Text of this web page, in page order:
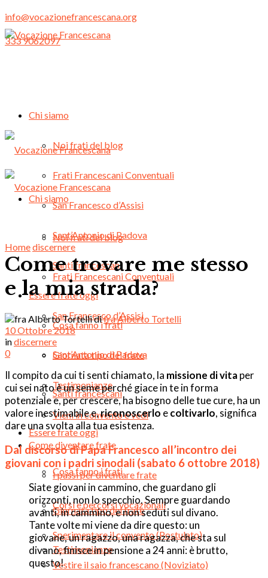
info@vocazionefrancescana.org
333 9062097
Chi siamo
Noi frati del blog
Frati Francescani Conventuali
San Francesco d’Assisi
Sant’Antonio di Padova
Santi francescani
Essere frate oggi
Cosa fanno i frati
Giornata tipo del frate
Testimonianze
Vieni in convento e vedi
Come diventare frate
I passi per diventare frate
Corsi e percorsi vocazionali
Sperimentare il convento (Postulato)
Vestire il saio francescano (Noviziato)
Chi siamo
Noi frati del blog
Frati Francescani Conventuali
San Francesco d’Assisi
Sant’Antonio di Padova
Santi francescani
Essere frate oggi
Cosa fanno i frati
Giornata tipo del frate
Testimonianze
Homediscernere
Come trovare me stesso
e la mia strada?
difra Alberto Tortelli
10 Ottobre 2018
indiscernere
0
Il compito da cui ti senti chiamato, la missione di vitaper
cui sei nato è un seme perché giace in te in forma
potenziale e, per crescere, ha bisogno delle tue cure, ha un
valore inestimabile e,riconoscerlo ecoltivarlo, significa
dare una svolta alla tua esistenza.
Dal discorso di Papa Francesco all’incontro dei
giovani con i padri sinodali (sabato 6 ottobre 2018)
Siate giovani in cammino, che guardano gli
orizzonti, non lo specchio. Sempre guardando
avanti, in cammino, e non seduti sul divano.
Tante volte mi viene da dire questo: un
giovane, un ragazzo, una ragazza, che sta sul
divano, finisce in pensione a 24 anni: è brutto,
questo!